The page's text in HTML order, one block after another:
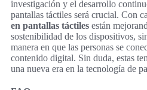
investigación y el desarrollo
pantallas táctiles será crucial. Con
en pantallas táctiles están
sostenibilidad de los dispositivos,
manera en que las personas se
contenido digital. Sin duda, estas
una nueva era en la tecnología de